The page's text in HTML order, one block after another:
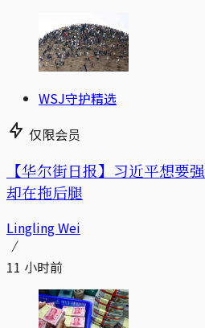
WSJ守护精选
仅限会员
【华尔街日报】习近平想要
却在拖后腿
Lingling Wei
11 小时前